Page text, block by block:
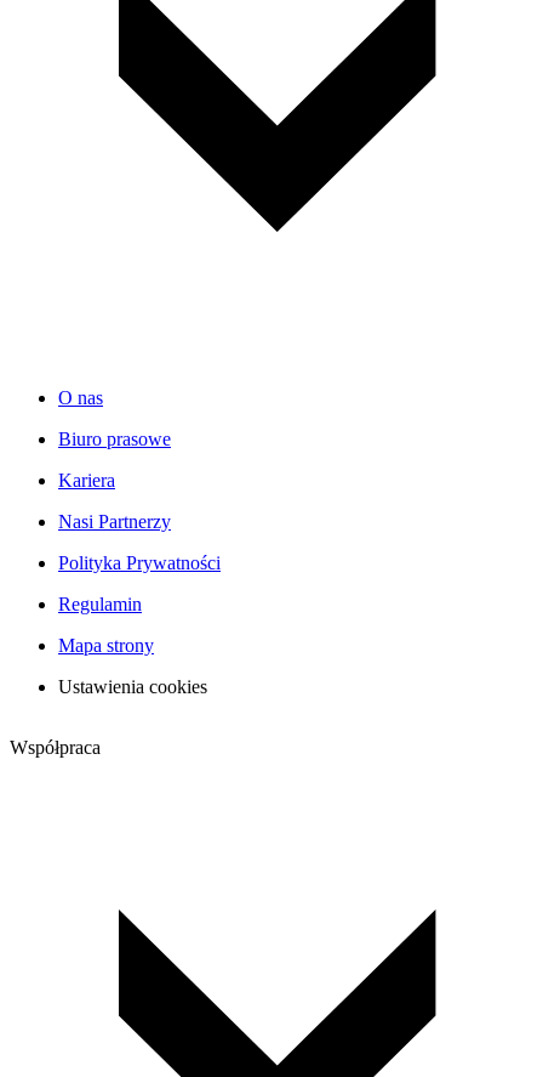
O nas
Biuro prasowe
Kariera
Nasi Partnerzy
Polityka Prywatności
Regulamin
Mapa strony
Ustawienia cookies
Współpraca